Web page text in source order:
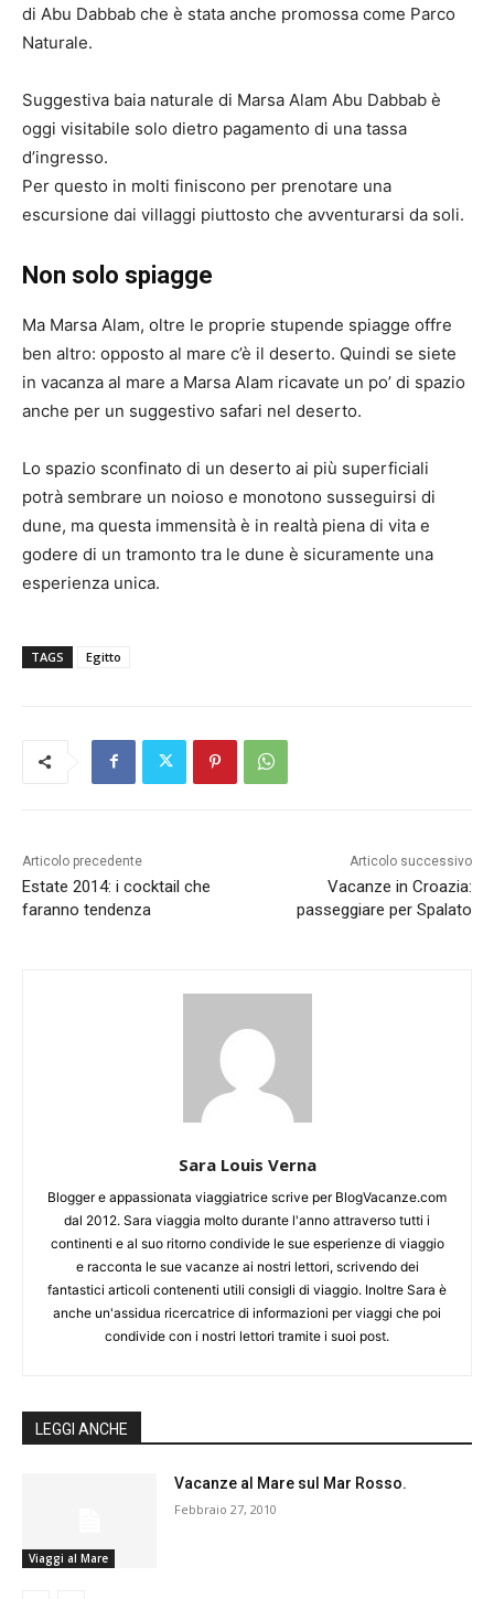
di Abu Dabbab che è stata anche promossa come Parco
Naturale.
Suggestiva baia naturale di Marsa Alam Abu Dabbab è
oggi visitabile solo dietro pagamento di una tassa
d’ingresso.
Per questo in molti finiscono per prenotare una
escursione dai villaggi piuttosto che avventurarsi da soli.
Non solo spiagge
Ma Marsa Alam, oltre le proprie stupende spiagge offre
ben altro: opposto al mare c’è il deserto. Quindi se siete
in vacanza al mare a Marsa Alam ricavate un po’ di spazio
anche per un suggestivo safari nel deserto.
Lo spazio sconfinato di un deserto ai più superficiali
potrà sembrare un noioso e monotono susseguirsi di
dune, ma questa immensità è in realtà piena di vita e
godere di un tramonto tra le dune è sicuramente una
esperienza unica.
TAGS Egitto
Articolo precedente
Estate 2014: i cocktail che
faranno tendenza
Articolo successivo
Vacanze in Croazia:
passeggiare per Spalato
Sara Louis Verna
Blogger e appassionata viaggiatrice scrive per BlogVacanze.com
dal 2012. Sara viaggia molto durante l'anno attraverso tutti i
continenti e al suo ritorno condivide le sue esperienze di viaggio
e racconta le sue vacanze ai nostri lettori, scrivendo dei
fantastici articoli contenenti utili consigli di viaggio. Inoltre Sara è
anche un'assidua ricercatrice di informazioni per viaggi che poi
condivide con i nostri lettori tramite i suoi post.
LEGGI ANCHE
Viaggi al Mare
Vacanze al Mare sul Mar Rosso.
Febbraio 27, 2010